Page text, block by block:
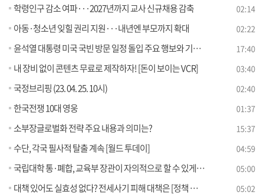
학령인구 감소 여파···2027년까지 교사 신규채용 감축 02:14
아동·청소년 잊힐 권리 지원···내년엔 부모까지 확대 02:22
윤석열 대통령 미국 국빈 방문 일정 돌입 주요 행보와 기대성과는? 17:40
내 장비 없이 콘텐츠 무료로 제작하자! [돈이 보이는 VCR] 03:40
국정브리핑 (23. 04. 25. 10시) 02:40
한국전쟁 10대 영웅 01:37
소부장글로벌화 전략 주요 내용과 의미는? 15:37
수단, 각국 필사적 탈출 계속 [월드 투데이] 04:59
국립대학 통·폐합, 교육부 장관이 자의적으로 할 수 있게 된다? [정책 바로보기] 05:00
대책 있어도 실효성 없다? 전세사기 피해 대책은 [정책 바로보기] 05:02